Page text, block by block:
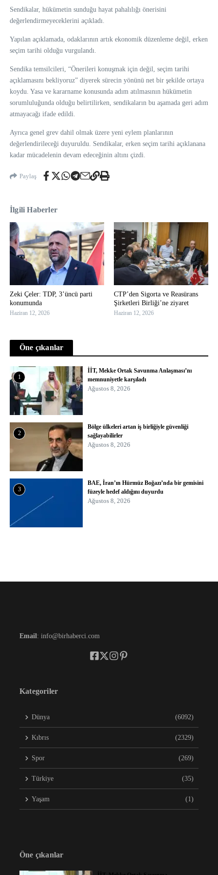
Sendikalar, hükümetin sunduğu hayat pahalılığı önerisini
değerlendirmeyeceklerini açıkladı.
Yapılan açıklamada, odaklarının artık ekonomik düzenleme değil, erken
seçim tarihi olduğu vurgulandı.
Sendika temsilcileri, “Önerileri konuşmak için değil, seçim tarihi
açıklamasını bekliyoruz” diyerek sürecin yönünü net bir şekilde ortaya
koydu. Yasa ve kararname konusunda adım atılmasının hükümetin
sorumluluğunda olduğu belirtilirken, sendikaların bu aşamada geri adım
atmayacağı ifade edildi.
Ayrıca genel grev dahil olmak üzere yeni eylem planlarının
değerlendirileceği duyuruldu. Sendikalar, erken seçim tarihi açıklanana
kadar mücadelenin devam edeceğinin altını çizdi.
Paylaş
İlgili Haberler
Zeki Çeler: TDP, 3’üncü parti
konumunda
Haziran 12, 2026
CTP’den Sigorta ve Reasürans
Şirketleri Birliği’ne ziyaret
Haziran 12, 2026
Öne çıkanlar
1
İİT, Mekke Ortak Savunma Anlaşması’nı
memnuniyetle karşıladı
Ağustos 8, 2026
2
Bölge ülkeleri artan iş birliğiyle güvenliği
sağlayabilirler
Ağustos 8, 2026
3
BAE, İran’ın Hürmüz Boğazı’nda bir gemisini
füzeyle hedef aldığını duyurdu
Ağustos 8, 2026
Email: info@birhaberci.com
Kategoriler
Dünya (6092)
Kıbrıs (2329)
Spor (269)
Türkiye (35)
Yaşam (1)
Öne çıkanlar